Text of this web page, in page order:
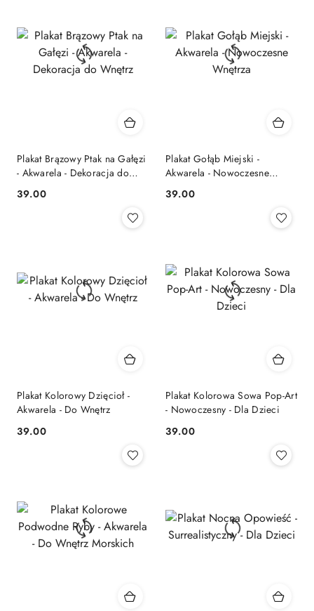
Plakat Brązowy Ptak na Gałęzi
- Akwarela - Dekoracja do
Cena:
39.00
Plakat Gołąb Miejski -
Akwarela - Nowoczesne
Cena:
39.00
Plakat Kolorowy Dzięcioł -
Akwarela - Do Wnętrz
Cena:
39.00
Plakat Kolorowa Sowa Pop-Art
- Nowoczesny - Dla Dzieci
Cena:
39.00